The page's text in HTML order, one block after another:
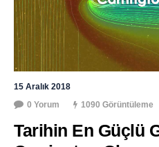
15 Aralık 2018
0 Yorum
1090 Görüntüleme
Tarihin En Güçlü